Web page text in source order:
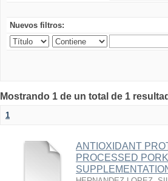
Nuevos filtros:
Mostrando 1 de un total de 1
1
ANTIOXIDANT
PROCESSED